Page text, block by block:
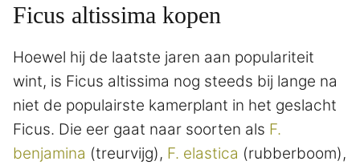
Ficus altissima kopen
Hoewel hij de laatste jaren aan populariteit
wint, is Ficus altissima nog steeds bij lange na
niet de populairste kamerplant in het geslacht
Ficus. Die eer gaat naar soorten als F.
benjamina (treurvijg), F. elastica (rubberboom),